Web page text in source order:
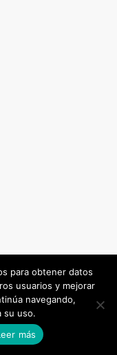
para obtener datos
usuarios y mejorar
navegando,
su uso.
más